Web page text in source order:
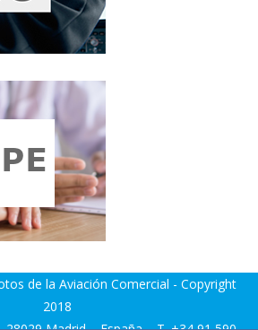
de la Aviación Comercial - Copyright
2018